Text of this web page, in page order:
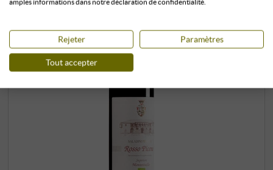
amples informations dans notre déclaration de confidentialité.
Rejeter Paramètres
Tout accepter